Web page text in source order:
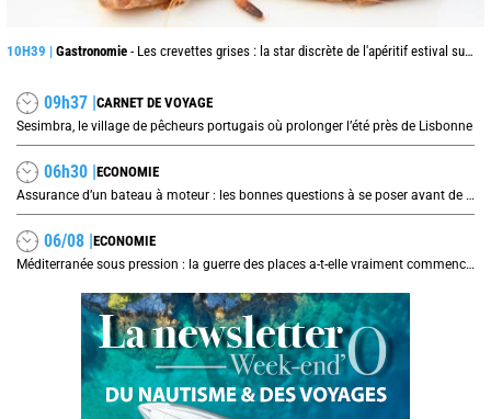
10H39 | Gastronomie - Les crevettes grises : la star discrète de l'apéritif estival sur les côtes de la mer du Nord
09h37 |CARNET DE VOYAGE
Sesimbra, le village de pêcheurs portugais où prolonger l’été près de Lisbonne
06h30 |ECONOMIE
Assurance d’un bateau à moteur : les bonnes questions à se poser avant de signer son contrat
06/08 |ECONOMIE
Méditerranée sous pression : la guerre des places a-t-elle vraiment commencé ?